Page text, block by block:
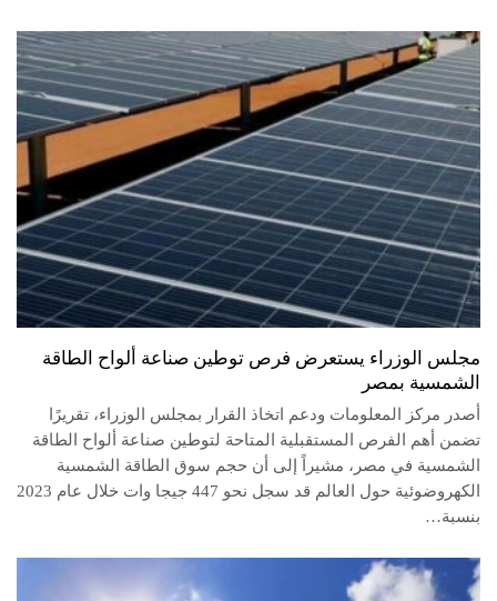
مجلس الوزراء يستعرض فرص توطين صناعة ألواح الطاقة
الشمسية بمصر
أصدر مركز المعلومات ودعم اتخاذ القرار بمجلس الوزراء، تقريرًا
تضمن أهم الفرص المستقبلية المتاحة لتوطين صناعة ألواح الطاقة
الشمسية في مصر، مشيراً إلى أن حجم سوق الطاقة الشمسية
الكهروضوئية حول العالم قد سجل نحو 447 جيجا وات خلال عام 2023
بنسبة…